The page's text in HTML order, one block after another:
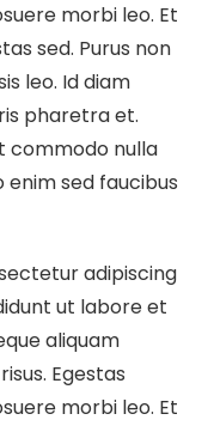
morbi leo. Et
sed. Purus non
leo. Id diam
pharetra et.
commodo nulla
enim sed faucibus
adipiscing
ut labore et
aliquam
Egestas
morbi leo. Et